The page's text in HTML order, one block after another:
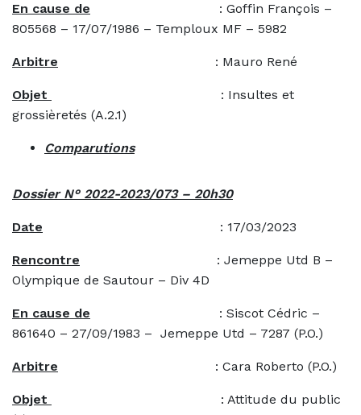
En cause de : Goffin François –
805568 – 17/07/1986 – Temploux MF – 5982
Arbitre : Mauro René
Objet
: Insultes et
grossièretés (A.2.1)
Comparutions
Dossier N° 2022-2023/073 – 20h30
Date : 17/03/2023
Rencontre : Jemeppe Utd B –
Olympique de Sautour – Div 4D
En cause de : Siscot Cédric –
861640 – 27/09/1983 – Jemeppe Utd – 7287 (P.O.)
Arbitre : Cara Roberto (P.O.)
Objet
: Attitude du public